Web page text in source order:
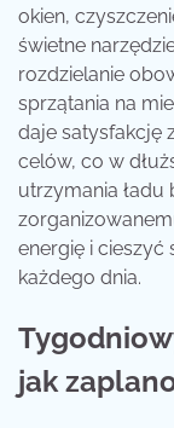
okien,
świetne
rozdzielanie
sprzątania na
daje satysfakcję
celów, co w
utrzymania ładu
energię i
każdego dnia.
jak